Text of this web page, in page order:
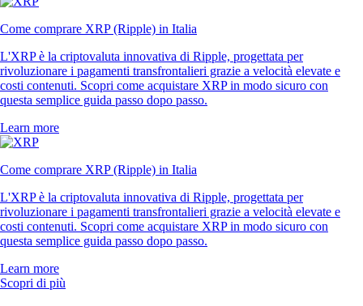
Come comprare XRP (Ripple) in Italia
L'XRP è la criptovaluta innovativa di Ripple, progettata per
rivoluzionare i pagamenti transfrontalieri grazie a velocità elevate e
costi contenuti. Scopri come acquistare XRP in modo sicuro con
questa semplice guida passo dopo passo.
Learn more
Come comprare XRP (Ripple) in Italia
L'XRP è la criptovaluta innovativa di Ripple, progettata per
rivoluzionare i pagamenti transfrontalieri grazie a velocità elevate e
costi contenuti. Scopri come acquistare XRP in modo sicuro con
questa semplice guida passo dopo passo.
Learn more
Scopri di più